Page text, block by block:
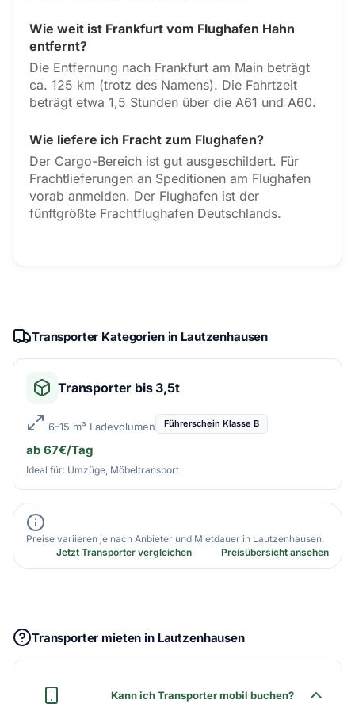
Wie weit ist Frankfurt vom Flughafen Hahn
entfernt?
Die Entfernung nach Frankfurt am Main beträgt
ca. 125 km (trotz des Namens). Die Fahrtzeit
beträgt etwa 1,5 Stunden über die A61 und A60.
Wie liefere ich Fracht zum Flughafen?
Der Cargo-Bereich ist gut ausgeschildert. Für
Frachtlieferungen an Speditionen am Flughafen
vorab anmelden. Der Flughafen ist der
fünftgrößte Frachtflughafen Deutschlands.
Transporter Kategorien in Lautzenhausen
Transporter bis 3,5t
6-15 m³ Ladevolumen Führerschein Klasse B
ab 67€/Tag
Ideal für: Umzüge, Möbeltransport
Preise variieren je nach Anbieter und Mietdauer in Lautzenhausen.
Jetzt Transporter vergleichen
Preisübersicht ansehen
Transporter mieten in Lautzenhausen
Kann ich Transporter mobil buchen?